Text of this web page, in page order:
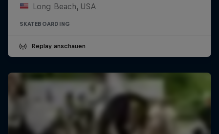
Long Beach, USA
SKATEBOARDING
Replay anschauen